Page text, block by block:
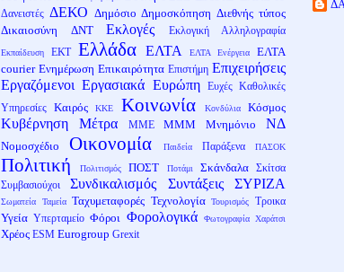
Δανειστές ΔΕΚΟ Δημόσιο Δημοσκόπηση Διεθνής τύπος
Δικαιοσύνη
ΔΝΤ Εκλογές Εκλογική Αλληλογραφία
Εκπαίδευση ΕΚΤ Ελλάδα ΕΛΤΑ ΕΛΤΑ Ενέργεια
ΕΛΤΑ
courier Ενημέρωση Επικαιρότητα Επιστήμη Επιχειρήσεις
Εργαζόμενοι Εργασιακά Ευρώπη Ευχές Καθολικές
Υπηρεσίες
Καιρός ΚΚΕ Κοινωνία Κονδύλια Κόσμος
Κυβέρνηση Μέτρα ΜΜΕ ΜΜΜ Μνημόνιο ΝΔ
Νομοσχέδιο Οικονομία Παιδεία Παράξενα ΠΑΣΟΚ
Πολιτική Πολιτισμός ΠΟΣΤ Ποτάμι Σκάνδαλα
Σκίτσα
Συμβασιούχοι
Συνδικαλισμός Συντάξεις ΣΥΡΙΖΑ
Σωματεία Ταμεία Ταχυμεταφορές Τεχνολογία Τουρισμός Τροικα
Υγεία Υπερταμείο Φόροι Φορολογικά Φωτογραφία Χαράτσι
Χρέος ESM Eurogroup Grexit